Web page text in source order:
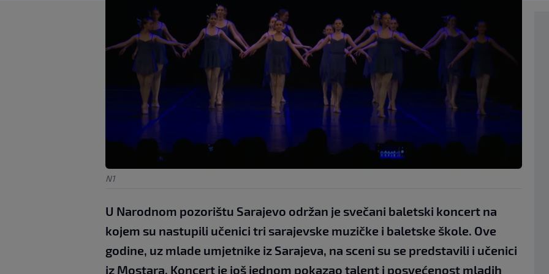
N1
U Narodnom pozorištu Sarajevo održan je svečani baletski koncert na
kojem su nastupili učenici tri sarajevske muzičke i baletske škole. Ove
godine, uz mlade umjetnike iz Sarajeva, na sceni su se predstavili i učenici
iz Mostara. Koncert je još jednom pokazao talent i posvećenost mladih